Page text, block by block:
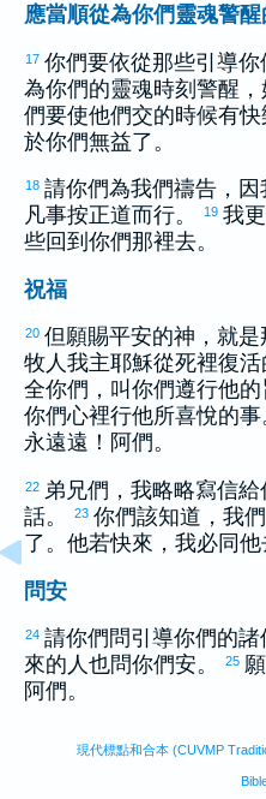
應當順從為你們靈魂警醒
17 你們要依從那些引導
為你們的靈魂時刻警醒
們要使他們交的時候有
於你們無益了。
18 請你們為我們禱告，
凡事按正道而行。
19 我
些回到你們那裡去。
祝福
20 但願賜平安的神，就
牧人我主耶穌從死裡復活
全你們，叫你們遵行他
你們心裡行他所喜悅的
永遠遠！阿們。
22 弟兄們，我略略寫信
話。
23 你們該知道，我
了。他若快來，我必同他
問安
24 請你們問引導你們的
來的人也問你們安。
25
阿們。
現代標點和合本 (CUVMP